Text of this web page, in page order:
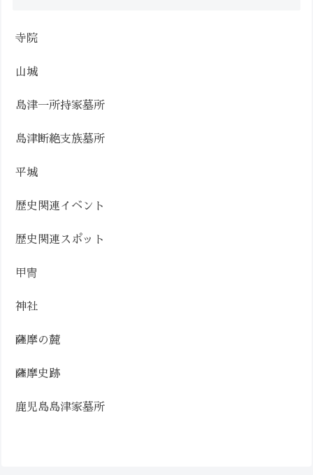
寺院
山城
島津一所持家墓所
島津断絶支族墓所
平城
歴史関連イベント
歴史関連スポット
甲冑
神社
薩摩の麓
薩摩史跡
鹿児島島津家墓所